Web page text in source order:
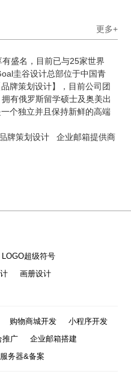
更多+
盛名，目前已与25家世界
圭谷设计总部位于中国青
牌策划设计】，目前公司团
有俄罗斯留学硕士及奥美出
个独立并且保持新鲜的高端
牌策划设计 企业邮箱提供商
LOGO超级符号
画册设计
购物商城开发
小程序开发
推广
企业邮箱搭建
务器&备案